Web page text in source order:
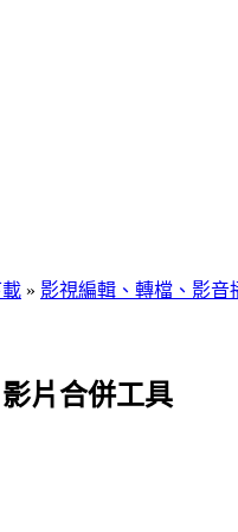
» 影視編輯、轉檔、影音
片合併工具